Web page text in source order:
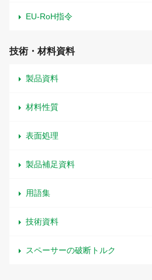
EU-RoH指令
技術・材料資料
製品資料
材料性質
表面処理
製品補足資料
用語集
技術資料
スペーサーの破断トルク